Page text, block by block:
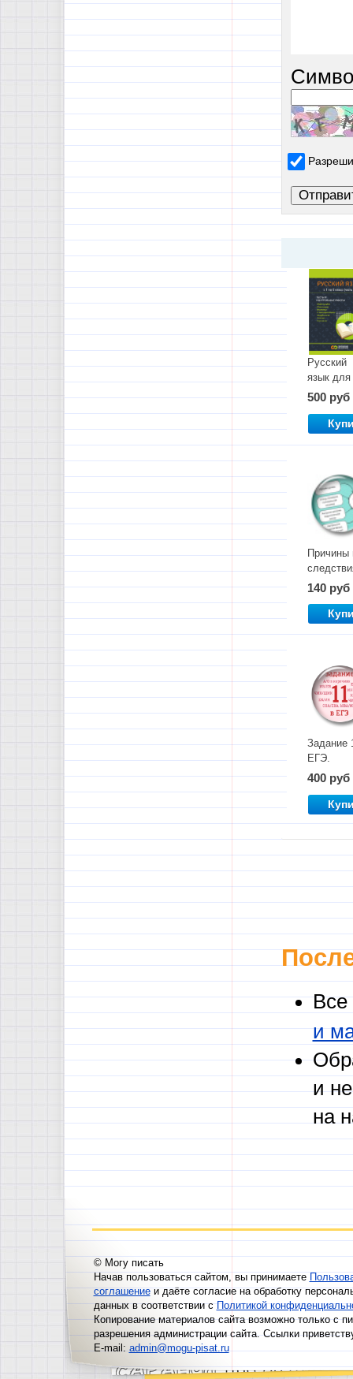
Русский
язык для
классов.
Часть 2.
500 руб
Причины
Рабочие
листы
140 руб
Задание
ЕГЭ.
400 руб
Все
и
и
на
© Могу писать
Начав пользоваться сайтом, вы принимаете
соглашениеи даёте согласие на обработку
данных в соответствии сПолитикой
Копирование материалов сайта возможно только с
разрешения администрации сайта. Ссылки
E-mail:admin@mogu-pisat.ru